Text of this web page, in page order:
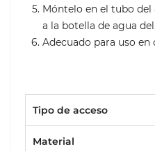
Móntelo en el tubo del
a la botella de agua
Adecuado para uso
Tipo de acceso
Material